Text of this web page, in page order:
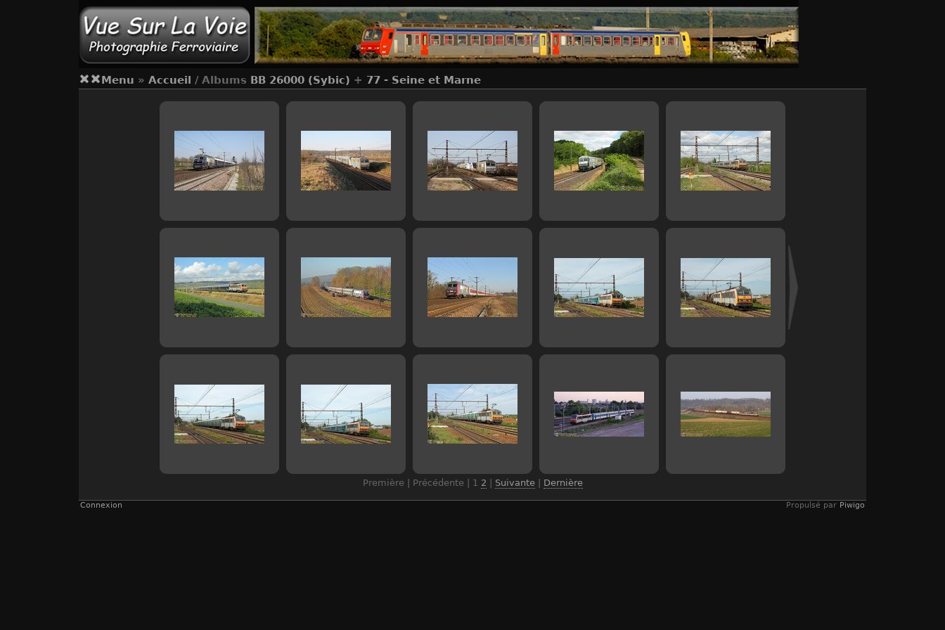
Menu » Accueil / Albums BB 26000 (Sybic) + 77 - Seine et Marne
Première | Précédente | 1 2 Suivante| Dernière
Connexion Propulsé par Piwigo